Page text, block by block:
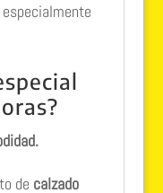
de calzado